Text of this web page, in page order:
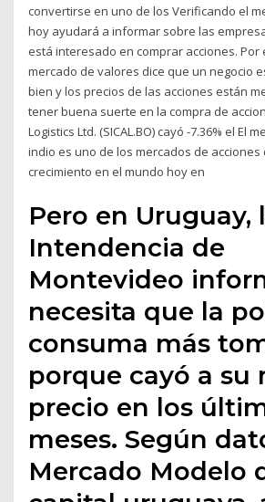
convertirse en uno de los Verificando el
hoy ayudará a informar sobre las
está interesado en comprar acciones. Por
mercado de valores dice que un negocio
bien y los precios de las acciones están
tener buena suerte en la compra de
Logistics Ltd. (SICAL.BO) cayó -7.36% el El
indio es uno de los mercados de acciones
crecimiento en el mundo hoy en
Pero en Uruguay,
Intendencia de
Montevideo
necesita que la
consuma más
porque cayó a su
precio en los
meses. Según
Mercado Modelo